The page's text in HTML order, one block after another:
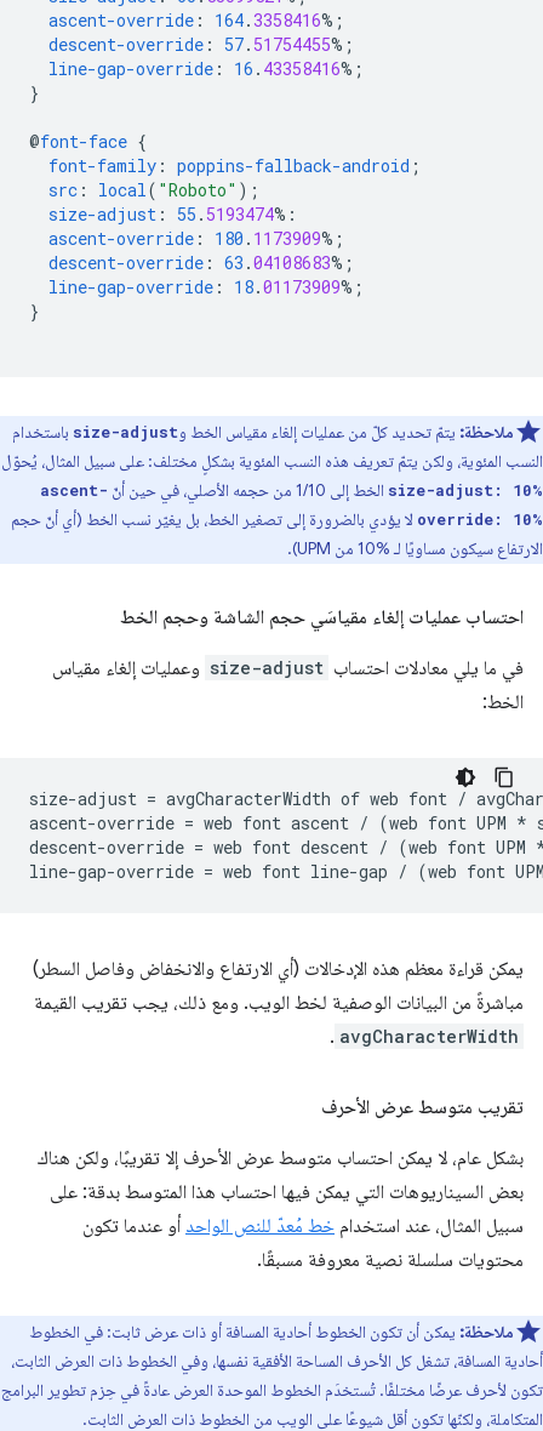
ascent-override : 164. 3358416%;
descent-override : 57. 51754455%;
line-gap-override : 16 . 43358416%;
}
@font-face {
font-family : poppins-fallback-android ;
src : local ( "Roboto" );
size-adjust : 55 . 5193474%:
ascent-override : 180 . 1173909%;
descent-override : 63 .04108683%;
line-gap-override : 18.01173909%;
}
ملاحظة: يتمّ تحديد كلّ من عمليات إلغاء مقياس الخط وsize-adjust باستخدام
النسب المئوية، ولكن يتمّ تعريف هذه النسب المئوية بشكلٍ مختلف: على سبيل المثال، يُحوّل
size-adjust: 10% الخط إلى 1/10 من حجمه الأصلي، في حين أنّ
ascent-
override: 10% لا يؤدي بالضرورة إلى تصغير الخط، بل يغيّر نسب الخط (أي أنّ حجم
الارتفاع سيكون مساويًا لـ ‎10% من UPM).
احتساب عمليات إلغاء مقياسَي حجم الشاشة وحجم الخط
في ما يلي معادلات احتساب size-adjust وعمليات إلغاء مقياس
الخط:
size-adjust = avgCharacterWidth of web font /
ascent-override = web font ascent / (web font UPM
descent-override = web font descent / (web font
يمكن قراءة معظم هذه الإدخالات (أي الارتفاع والانخفاض وفاصل السطر)
مباشرةً من البيانات الوصفية لخط الويب. ومع ذلك، يجب تقريب القيمة
avgCharacterWidth
.
تقريب متوسط عرض الأحرف
بشكل عام، لا يمكن احتساب متوسط عرض الأحرف إلا تقريبًا، ولكن هناك
بعض السيناريوهات التي يمكن فيها احتساب هذا المتوسط بدقة: على
سبيل المثال، عند استخدام خط مُعدّ للنص الواحد أو عندما تكون
محتويات سلسلة نصية معروفة مسبقًا.
ملاحظة: يمكن أن تكون الخطوط أحادية المسافة أو ذات عرض ثابت: في الخطوط
أحادية المسافة، تشغل كل الأحرف المساحة الأفقية نفسها، وفي الخطوط ذات العرض الثابت،
تكون لأحرف عرضًا مختلفًا. تُستخدَم الخطوط الموحدة العرض عادةً في حِزم تطوير البرامج
المتكاملة، ولكنّها تكون أقل شيوعًا على الويب من الخطوط ذات العرض الثابت.